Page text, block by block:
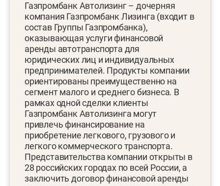
Газпромбанк Автолизинг – дочерняя
компания Газпромбанк Лизинга (входит в
состав Группы Газпромбанка),
оказывающая услуги финансовой
аренды автотранспорта для
юридических лиц и индивидуальных
предпринимателей. Продукты компании
ориентированы преимущественно на
сегмент малого и среднего бизнеса. В
рамках одной сделки клиенты
Газпромбанк Автолизинга могут
привлечь финансирование на
приобретение легкового, грузового и
легкого коммерческого транспорта.
Представительства компании открыты в
28 российских городах по всей России, а
заключить договор финансовой аренды